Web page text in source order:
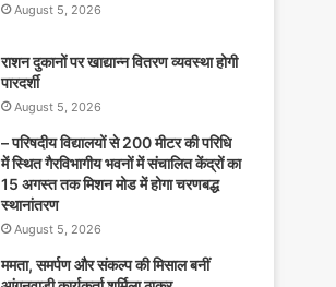
August 5, 2026
राशन दुकानों पर खाद्यान्न वितरण व्यवस्था होगी
पारदर्शी
August 5, 2026
– परिषदीय विद्यालयों से 200 मीटर की परिधि
में स्थित गैरविभागीय भवनों में संचालित केंद्रों का
15 अगस्त तक मिशन मोड में होगा चरणबद्ध
स्थानांतरण
August 5, 2026
ममता, समर्पण और संकल्प की मिसाल बनीं